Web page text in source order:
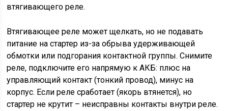
втягивающего реле.
Втягивающее реле может щелкать, но не подавать
питание на стартер из-за обрыва удерживающей
обмотки или подгорания контактной группы. Снимите
реле, подключите его напрямую к АКБ: плюс на
управляющий контакт (тонкий провод), минус на
корпус. Если реле сработает (якорь втянется), но
стартер не крутит – неисправны контакты внутри реле.